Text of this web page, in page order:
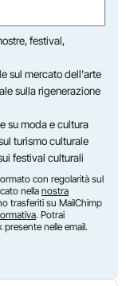
festival,
sul mercato dell'arte
sulla rigenerazione
su moda e cultura
turismo culturale
festival culturali
con regolarità sul
nella nostra
trasferiti su MailChimp
. Potrai
nelle email.